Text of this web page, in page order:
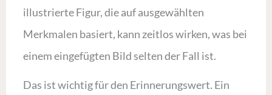
illustrierte Figur, die auf ausgewählten
Merkmalen basiert, kann zeitlos wirken, was bei
einem eingefügten Bild selten der Fall ist.
Das ist wichtig für den Erinnerungswert. Ein